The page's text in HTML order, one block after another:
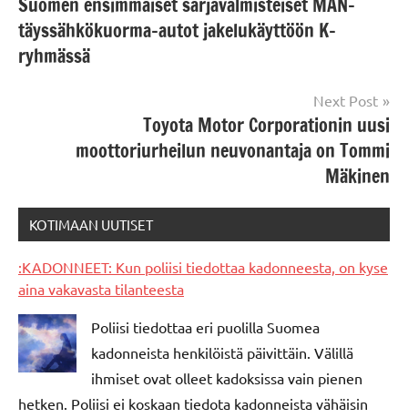
navigation
täyssähkökuorma-autot jakelukäyttöön K-
ryhmässä
Next Post
Toyota Motor Corporationin uusi
moottoriurheilun neuvonantaja on Tommi
Mäkinen
KOTIMAAN UUTISET
:KADONNEET: Kun poliisi tiedottaa kadonneesta, on kyse
aina vakavasta tilanteesta
Poliisi tiedottaa eri puolilla Suomea
kadonneista henkilöistä päivittäin. Välillä
ihmiset ovat olleet kadoksissa vain pienen
hetken. Poliisi ei koskaan tiedota kadonneista vähäisin